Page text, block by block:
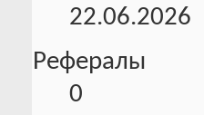
22.06.2026
Рефералы
0